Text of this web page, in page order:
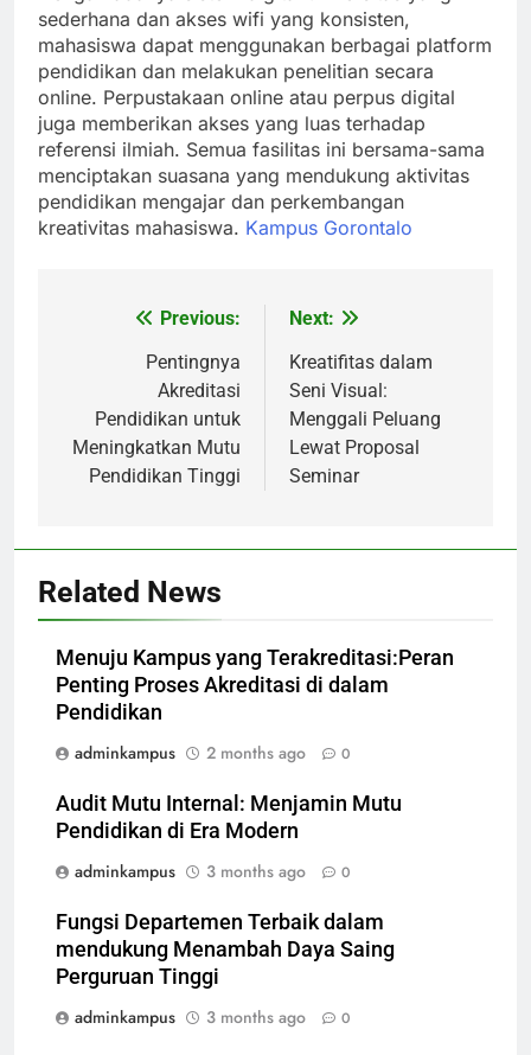
sederhana dan akses wifi yang konsisten,
mahasiswa dapat menggunakan berbagai platform
pendidikan dan melakukan penelitian secara
online. Perpustakaan online atau perpus digital
juga memberikan akses yang luas terhadap
referensi ilmiah. Semua fasilitas ini bersama-sama
menciptakan suasana yang mendukung aktivitas
pendidikan mengajar dan perkembangan
kreativitas mahasiswa. Kampus Gorontalo
navigation
Previous:
Pentingnya
Akreditasi
Pendidikan untuk
Meningkatkan Mutu
Pendidikan Tinggi
Next:
Kreatifitas dalam
Seni Visual:
Menggali Peluang
Lewat Proposal
Seminar
Related News
Menuju Kampus yang Terakreditasi:Peran
Penting Proses Akreditasi di dalam
Pendidikan
adminkampus
2 months ago 0
Audit Mutu Internal: Menjamin Mutu
Pendidikan di Era Modern
adminkampus
3 months ago 0
Fungsi Departemen Terbaik dalam
mendukung Menambah Daya Saing
Perguruan Tinggi
adminkampus
3 months ago 0